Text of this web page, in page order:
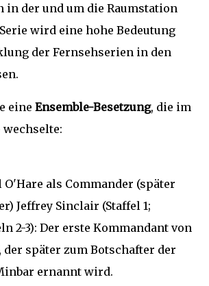
in der und um die Raumstation
wird eine hohe Bedeutung
der Fernsehserien in den
eine Ensemble-Besetzung, die im
wechselte:
als Commander (später
Jeffrey Sinclair (Staffel 1;
2-3): Der erste Kommandant von
der später zum Botschafter der
ernannt wird.